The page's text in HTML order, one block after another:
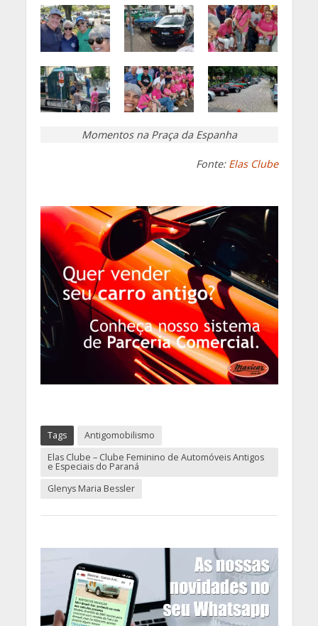
Momentos na Praça da Espanha
Fonte: Elas Clube
Tags
Antigomobilismo
Elas Clube – Clube Feminino de Automóveis Antigos
e Especiais do Paraná
Glenys Maria Bessler